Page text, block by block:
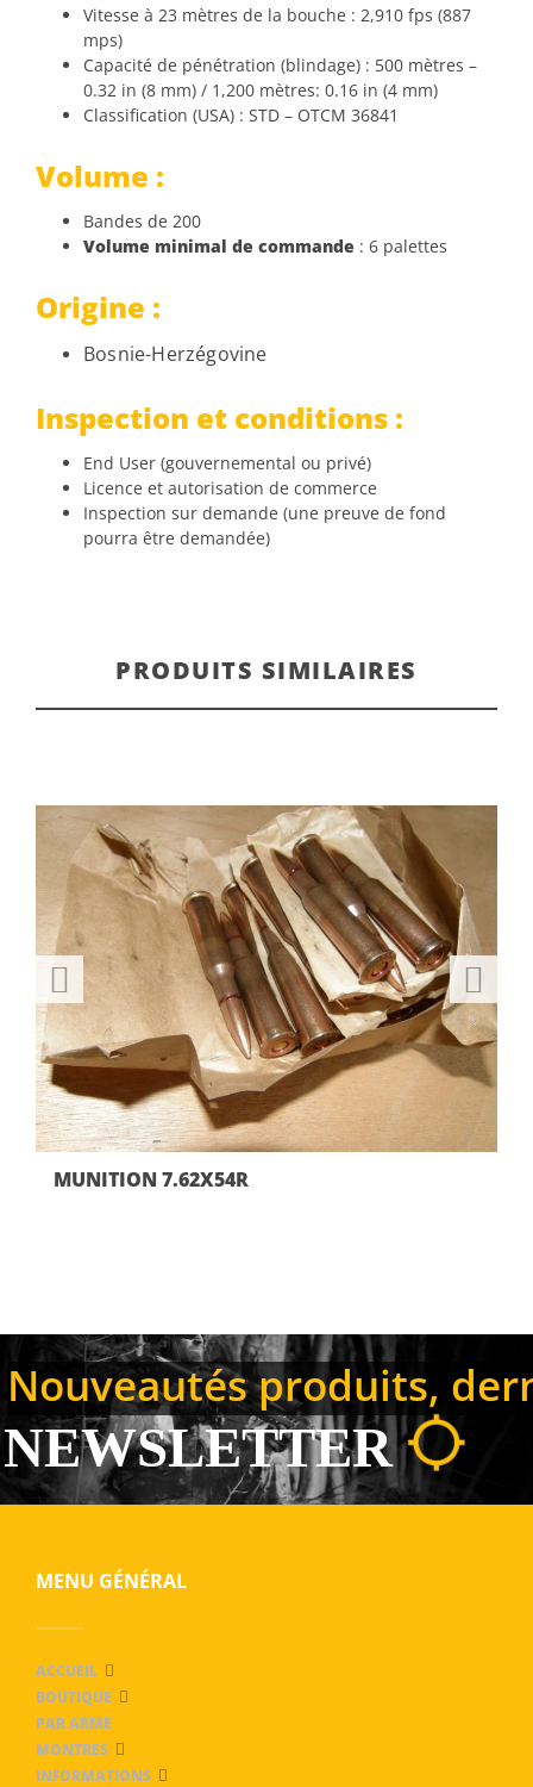
Vitesse à 23 mètres de la bouche : 2,910 fps (887
mps)
Capacité de pénétration (blindage) : 500 mètres –
0.32 in (8 mm) / 1,200 mètres: 0.16 in (4 mm)
Classification (USA) : STD – OTCM 36841
Volume :
Bandes de 200
Volume minimal de commande : 6 palettes
Origine :
Bosnie-Herzégovine
Inspection et conditions :
End User (gouvernemental ou privé)
Licence et autorisation de commerce
Inspection sur demande (une preuve de fond
pourra être demandée)
PRODUITS SIMILAIRES
MUNITION 7.62X54R
Nouveautés produits,
NEWSLETTER
MENU GÉNÉRAL
ACCUEIL
BOUTIQUE
PAR ARME
MONTRES
INFORMATIONS